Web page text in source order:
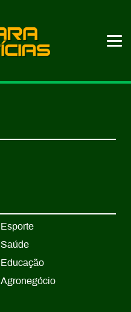
Esporte
Saúde
Educação
Agronegócio